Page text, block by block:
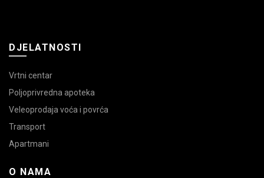
DJELATNOSTI
Vrtni centar
Poljoprivredna apoteka
Veleoprodaja voća i povrća
Transport
Apartmani
O NAMA